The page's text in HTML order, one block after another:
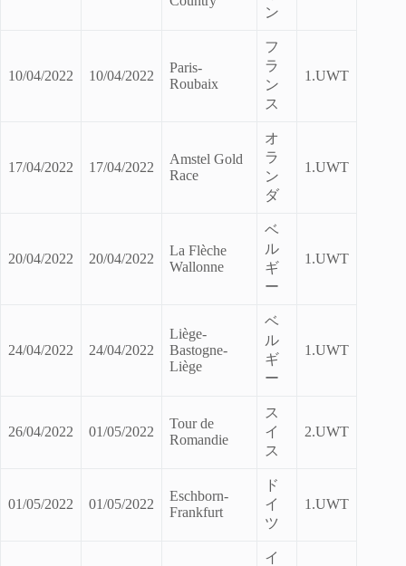
ン
10/04/2022 10/04/2022
Paris-
Roubaix
フ
ラ
ン
ス
1.UWT
17/04/2022 17/04/2022
Amstel Gold
Race
オ
ラ
ン
ダ
1.UWT
20/04/2022 20/04/2022
La Flèche
Wallonne
ベ
ル
ギ
ー
1.UWT
24/04/2022 24/04/2022
Liège-
Bastogne-
Liège
ベ
ル
ギ
ー
1.UWT
26/04/2022 01/05/2022
Tour de
Romandie
ス
イ
ス
2.UWT
01/05/2022 01/05/2022
Eschborn-
Frankfurt
ド
イ
ツ
1.UWT
イ